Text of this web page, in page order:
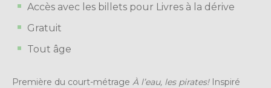
Accès avec les billets pour Livres à la dérive
Gratuit
Tout âge
Première du court-métrage À l’eau, les pirates!Inspiré